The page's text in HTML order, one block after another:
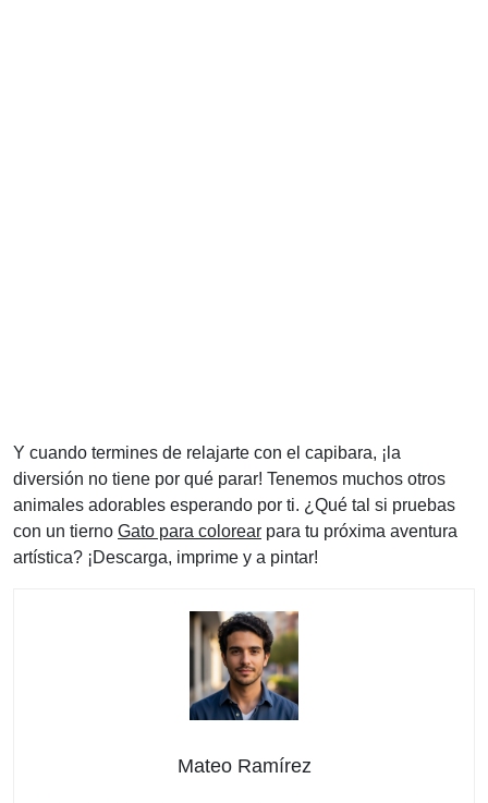
Y cuando termines de relajarte con el capibara, ¡la
diversión no tiene por qué parar! Tenemos muchos otros
animales adorables esperando por ti. ¿Qué tal si pruebas
con un tierno Gato para colorear para tu próxima aventura
artística? ¡Descarga, imprime y a pintar!
Mateo Ramírez